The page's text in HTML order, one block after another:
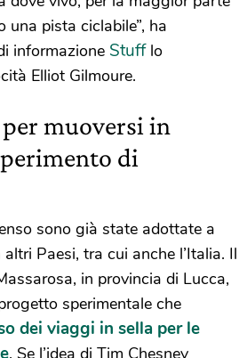
una pista ciclabile”, ha
informazione Stufflo
Elliot Gilmoure.
muoversi in
di
sono già state adottate a
Paesi, tra cui anche l’Italia. Il
in provincia di Lucca,
sperimentale che
dei viaggi in sella per le
. Se l’idea di Tim Chesney